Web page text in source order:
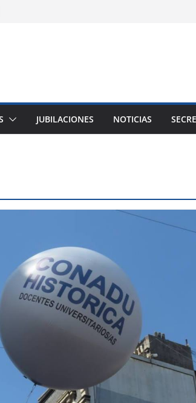
JUBILACIONES NOTICIAS